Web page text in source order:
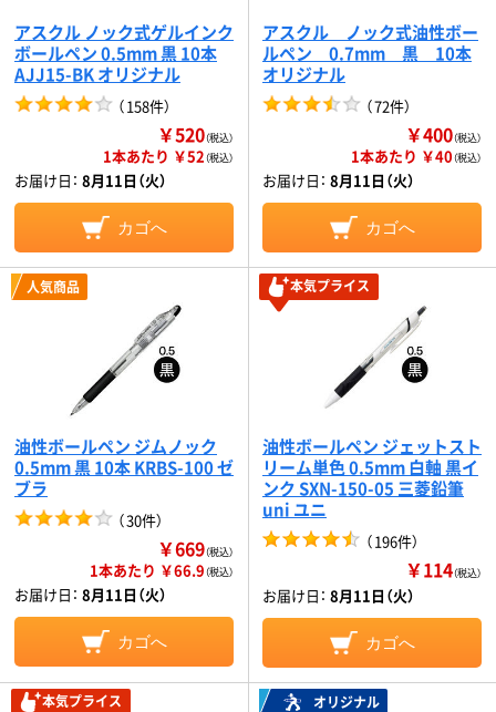
アスクル ノック式ゲルインク
ボールペン 0.5mm 黒 10本
AJJ15-BK オリジナル
（158件）
￥520（税込）
1本あたり ￥52（税込）
お届け日： 8月11日（火）
カゴへ
アスクル ノック式油性ボー
ルペン 0.7mm 黒 10本
オリジナル
（72件）
￥400（税込）
1本あたり ￥40（税込）
お届け日： 8月11日（火）
カゴへ
人気商品
油性ボールペン ジムノック
0.5mm 黒 10本 KRBS-100 ゼ
ブラ
（30件）
￥669（税込）
1本あたり ￥66.9（税込）
お届け日： 8月11日（火）
カゴへ
本気プライス
油性ボールペン ジェットスト
リーム単色 0.5mm 白軸 黒イ
ンク SXN-150-05 三菱鉛筆
uni ユニ
（196件）
￥114（税込）
お届け日： 8月11日（火）
カゴへ
本気プライス オリジナル